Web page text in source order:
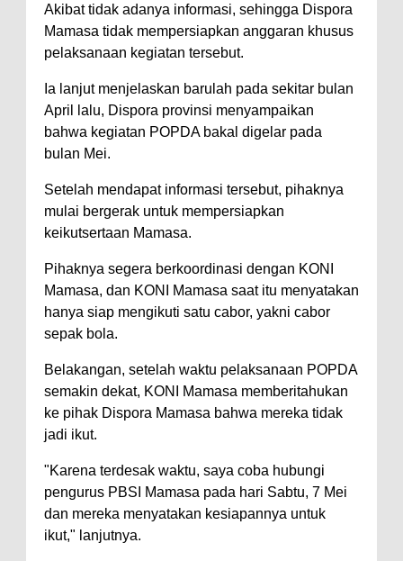
Akibat tidak adanya informasi, sehingga Dispora
Mamasa tidak mempersiapkan anggaran khusus
pelaksanaan kegiatan tersebut.
Ia lanjut menjelaskan barulah pada sekitar bulan
April lalu, Dispora provinsi menyampaikan
bahwa kegiatan POPDA bakal digelar pada
bulan Mei.
Setelah mendapat informasi tersebut, pihaknya
mulai bergerak untuk mempersiapkan
keikutsertaan Mamasa.
Pihaknya segera berkoordinasi dengan KONI
Mamasa, dan KONI Mamasa saat itu menyatakan
hanya siap mengikuti satu cabor, yakni cabor
sepak bola.
Belakangan, setelah waktu pelaksanaan POPDA
semakin dekat, KONI Mamasa memberitahukan
ke pihak Dispora Mamasa bahwa mereka tidak
jadi ikut.
"Karena terdesak waktu, saya coba hubungi
pengurus PBSI Mamasa pada hari Sabtu, 7 Mei
dan mereka menyatakan kesiapannya untuk
ikut," lanjutnya.